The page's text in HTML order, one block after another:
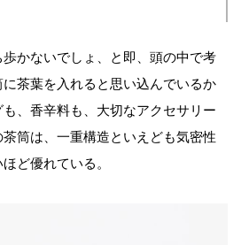
かないでしょ、と即、頭の中で考
茶葉を入れると思い込んでいるか
、香辛料も、大切なアクセサリー
筒は、一重構造といえども気密性
ど優れている。